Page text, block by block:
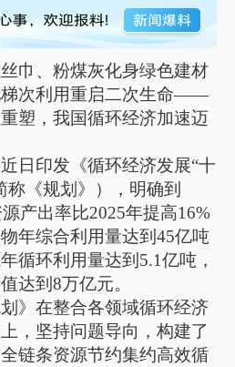
巾、粉煤灰化身绿色建材
梯次利用重启二次生命——
塑，我国循环经济加速迈
日印发《循环经济发展“十
称《规划》），明确到
产出率比2025年提高16%
年综合利用量达到45亿吨
循环利用量达到5.1亿吨，
达到8万亿元。
》在整合各领域循环经济
，坚持问题导向，构建了
链条资源节约集约高效循